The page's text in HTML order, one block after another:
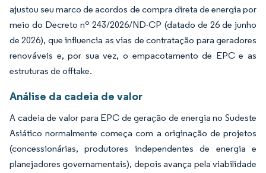
ajustou seu marco de acordos de compra direta de energia por
meio do Decreto nº 243/2026/ND-CP (datado de 26 de junho
de 2026), que influencia as vias de contratação para geradores
renováveis e, por sua vez, o empacotamento de EPC e as
estruturas de offtake.
Análise da cadeia de valor
A cadeia de valor para EPC de geração de energia no Sudeste
Asiático normalmente começa com a originação de projetos
(concessionárias, produtores independentes de energia e
planejadores governamentais), depois avança pela viabilidade